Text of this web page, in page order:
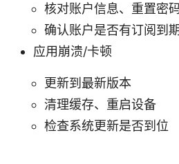
核对账户信息、重置密
确认账户是否有订阅到
应用崩溃/卡顿
更新到最新版本
清理缓存、重启设备
检查系统更新是否到位